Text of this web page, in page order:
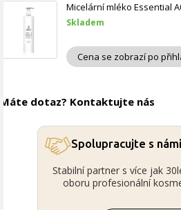
Micelární mléko Essential
Skladem
Cena se zobrazí po
Máte dotaz? Kontaktujte nás
Spolupracujte s námi
Stabilní partner s více jak
oboru profesionální